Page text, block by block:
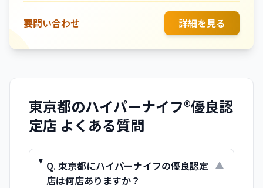
痩身ボディ ・クリスティーナピーリング(肌管理)
など、結果にこだわったオーダーメイド施術をご提
びに変化がわかる」 そんなお声を多くいただき、
頑張るあなたへ。 肌が整えば心が軽くなり、身体
が変われば自信が生まれます。 CRÉBIAが、あなた
の"キレイのパートナー"になります。
要問い合わせ 詳細を見る
東京都のハイパーナイフ®優良認
定店 よくある質問
Q.東京都にハイパーナイフの優良認定
店は何店ありますか？
▼